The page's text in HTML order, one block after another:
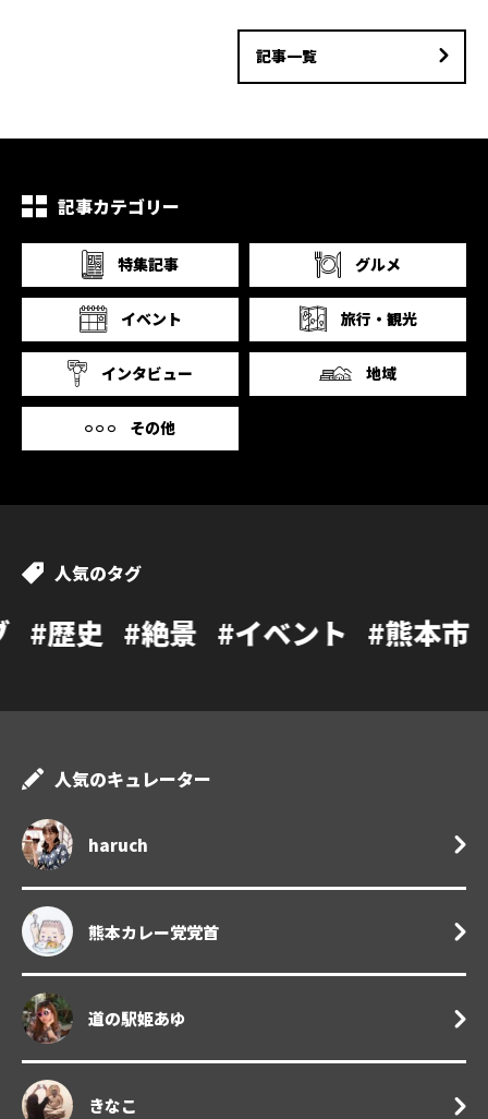
記事一覧
記事カテゴリー
特集記事 グルメ
イベント 旅行・観光
インタビュー 地域
その他
人気のタグ
#絶景 #イベント #熊本市 #カフェ
人気のキュレーター
haruch
熊本カレー党党首
道の駅姫あゆ
きなこ